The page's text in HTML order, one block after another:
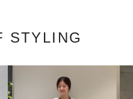
STYLING